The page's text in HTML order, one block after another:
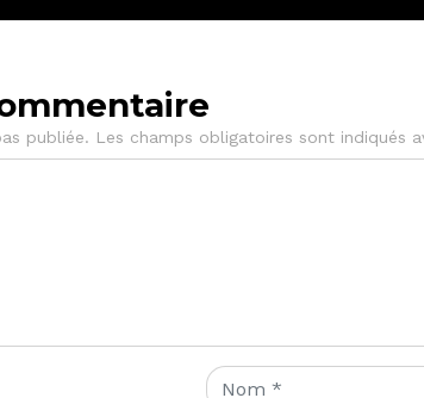
publiée. Les champs obligatoires sont indiqués